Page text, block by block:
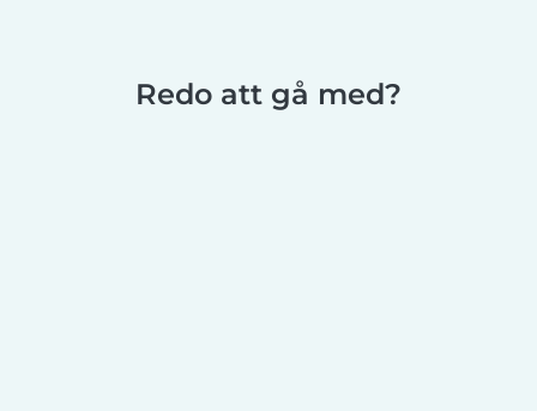
Redo att gå med?